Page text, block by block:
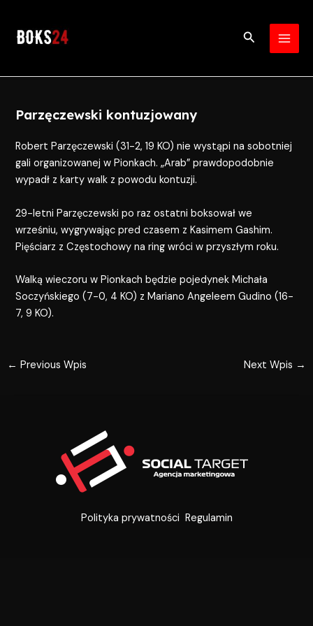
content
Search
Parzęczewski kontuzjowany
Robert Parzęczewski (31-2, 19 KO) nie wystąpi na sobotniej
gali organizowanej w Pionkach. „Arab” prawdopodobnie
wypadł z karty walk z powodu kontuzji.
29-letni Parzęczewski po raz ostatni boksował we
wrześniu, wygrywając pred czasem z Kasimem Gashim.
Pięściarz z Częstochowy na ring wróci w przyszłym roku.
Walką wieczoru w Pionkach będzie pojedynek Michała
Soczyńskiego (7-0, 4 KO) z Mariano Angeleem Gudino (16-
7, 9 KO).
← Previous Wpis Next Wpis →
Polityka prywatności Regulamin